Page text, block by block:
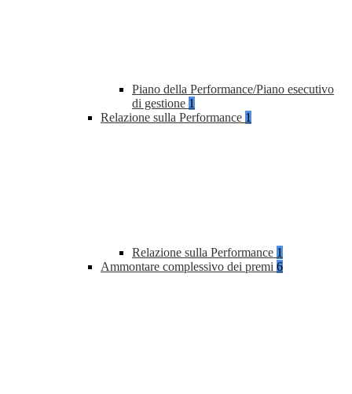
Piano della Performance/Piano esecutivo
di gestione 1
Relazione sulla Performance 1
Relazione sulla Performance 1
Ammontare complessivo dei premi 6